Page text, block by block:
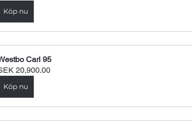
Köp nu
Carl 95
20,900.00
Köp nu